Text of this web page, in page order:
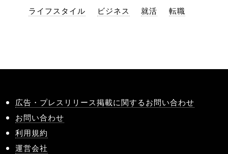
ライフスタイル ビジネス 就活 転職
広告・プレスリリース掲載に関するお問い合わせ
お問い合わせ
利用規約
運営会社